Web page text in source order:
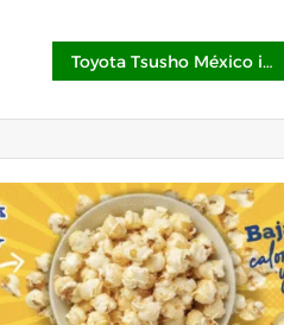
Toyota Tsusho México impulsa la eficiencia operativa con inteligencia tecnológica y automatización efectiva